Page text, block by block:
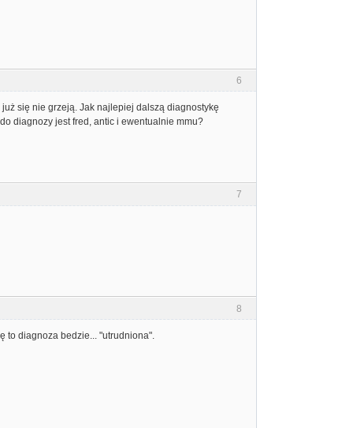
6
się nie grzeją. Jak najlepiej dalszą diagnostykę
diagnozy jest fred, antic i ewentualnie mmu?
7
8
to diagnoza bedzie... "utrudniona".